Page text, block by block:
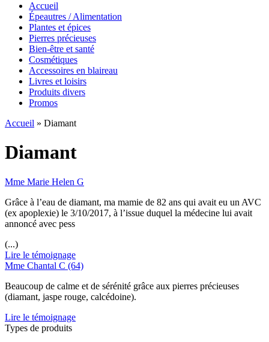
Accueil
Épeautres / Alimentation
Plantes et épices
Pierres précieuses
Bien-être et santé
Cosmétiques
Accessoires en blaireau
Livres et loisirs
Produits divers
Promos
Accueil » Diamant
Diamant
Mme Marie Helen G
Grâce à l’eau de diamant, ma mamie de 82 ans qui avait eu un AVC
(ex apoplexie) le 3/10/2017, à l’issue duquel la médecine lui avait
annoncé avec pess
(...)
Lire le témoignage
Mme Chantal C (64)
Beaucoup de calme et de sérénité grâce aux pierres précieuses
(diamant, jaspe rouge, calcédoine).
Lire le témoignage
Types de produits